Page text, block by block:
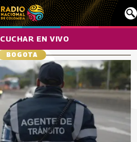
EN VIVO
BOGOTA